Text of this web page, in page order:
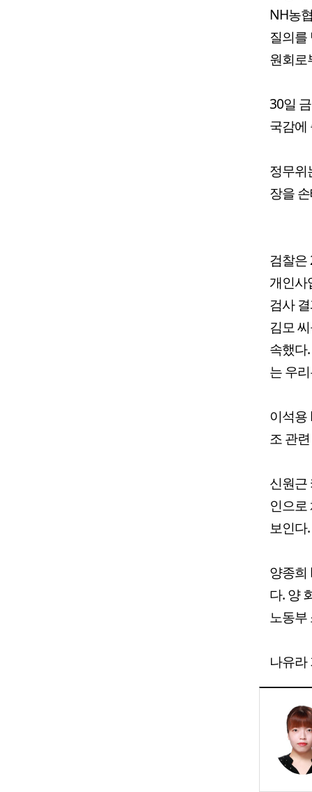
NH농
질의를
원회로
30일
국감에
정무위
장을
검찰은
개인사
검사
김모
속했다
는 우
이석용
조 관
신원근
인으로
보인다.
양종희
다. 양
노동부
나유라